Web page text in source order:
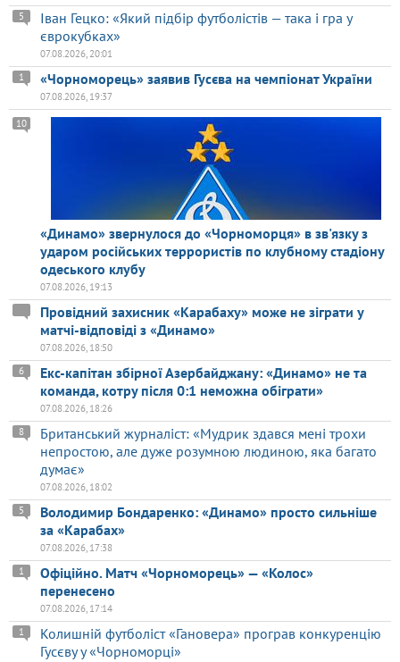
Іван Гецко: «Який підбір футболістів — така і гра у
єврокубках»
5
07.08.2026, 20:01
«Чорноморець» заявив Гусєва на чемпіонат України
1
07.08.2026, 19:37
«Динамо» звернулося до «Чорноморця» в зв'язку з
ударом російських террористів по клубному стадіону
одеського клубу
10
07.08.2026, 19:13
Провідний захисник «Карабаху» може не зіграти у
матчі-відповіді з «Динамо»
07.08.2026, 18:50
Екс-капітан збірної Азербайджану: «Динамо» не та
команда, котру після 0:1 неможна обіграти»
6
07.08.2026, 18:26
Британський журналіст: «Мудрик здався мені трохи
непростою, але дуже розумною людиною, яка багато
думає»
8
07.08.2026, 18:02
Володимир Бондаренко: «Динамо» просто сильніше
за «Карабах»
5
07.08.2026, 17:38
Офіційно. Матч «Чорноморець» — «Колос»
перенесено
1
07.08.2026, 17:14
Колишній футболіст «Гановера» програв конкуренцію
Гусєву у «Чорноморці»
1